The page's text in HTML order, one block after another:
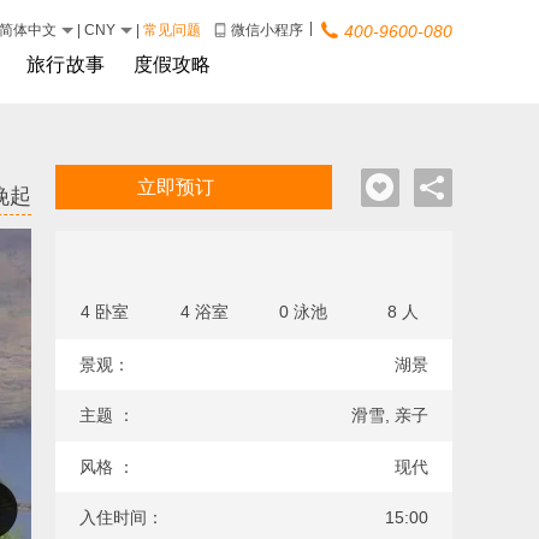
旅行故事 度假攻略
简体中文 | CNY | 常见问题 400-9600-080
微信小程序
起 立即预订
4 卧室 4 浴室 0 泳池 8 人
湖景
景观：
滑雪, 亲子
主题 ：
现代
风格 ：
15:00
入住时间：